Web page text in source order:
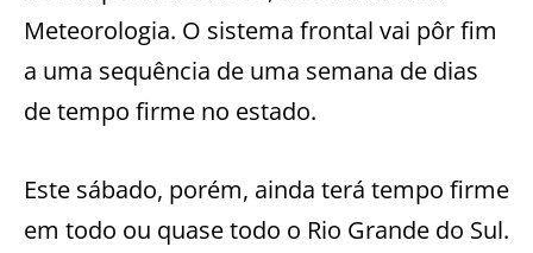
Meteorologia. O sistema frontal vai pôr fim
a uma sequência de uma semana de dias
de tempo firme no estado.
Este sábado, porém, ainda terá tempo firme
em todo ou quase todo o Rio Grande do Sul.